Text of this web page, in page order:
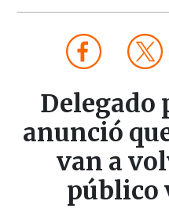
Delegado
anunció
van a
público